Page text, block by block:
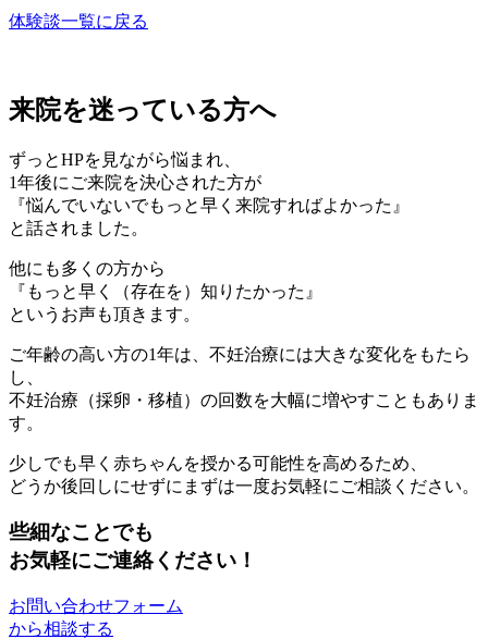
体験談一覧に戻る
来院を迷っている方へ
ずっとHPを見ながら悩まれ、
1年後にご来院を決心された方が
『悩んでいないでもっと早く来院すればよかった』
と話されました。
他にも多くの方から
『もっと早く（存在を）知りたかった』
というお声も頂きます。
ご年齢の高い方の1年は、不妊治療には大きな変化をもたら
し、
不妊治療（採卵・移植）の回数を大幅に増やすこともありま
す。
少しでも早く赤ちゃんを授かる可能性を高めるため、
どうか後回しにせずにまずは一度お気軽にご相談ください。
些細なことでも
お気軽にご連絡ください！
お問い合わせフォーム
から相談する